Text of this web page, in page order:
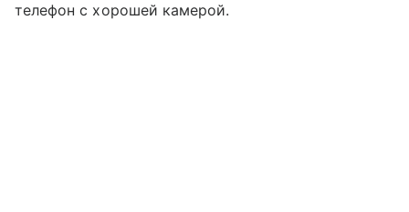
телефон с хорошей камерой.